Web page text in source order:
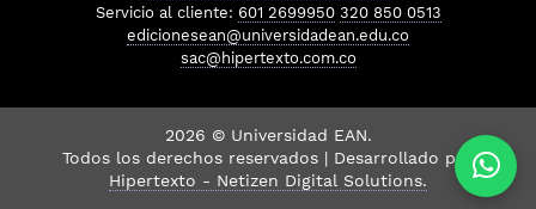
Servicio al cliente: 601 2699950 320 850 0513
edicionesean@universidadean.edu.co
sac@hipertexto.com.co
2026 © Universidad EAN.
Todos los derechos reservados | Desarrollado por
Hipertexto - Netizen Digital Solutions.